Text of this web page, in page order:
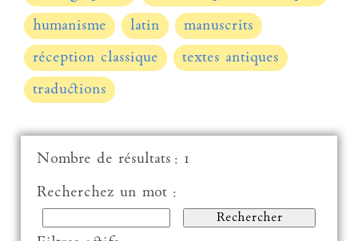
humanisme
latin
manuscrits
réception classique
textes antiques
traductions
Nombre de résultats : 1
Recherchez un mot :